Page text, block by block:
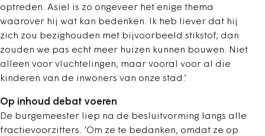
optreden. Asiel is zo ongeveer het enige thema
waarover hij wat kan bedenken. Ik heb liever dat hij
zich zou bezighouden met bijvoorbeeld stikstof, dan
zouden we pas echt meer huizen kunnen bouwen. Niet
alleen voor vluchtelingen, maar vooral voor al die
kinderen van de inwoners van onze stad.’
Op inhoud debat voeren
De burgemeester liep na de besluitvorming langs alle
fractievoorzitters. ‘Om ze te bedanken, omdat ze op